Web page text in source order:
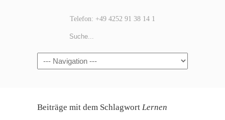
Telefon: +49 4252 91 38 14 1
Navigation
Beiträge mit dem Schlagwort Lernen